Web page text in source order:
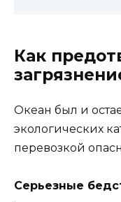
Как
Океан был и
экологических
перевозкой
Серьезные